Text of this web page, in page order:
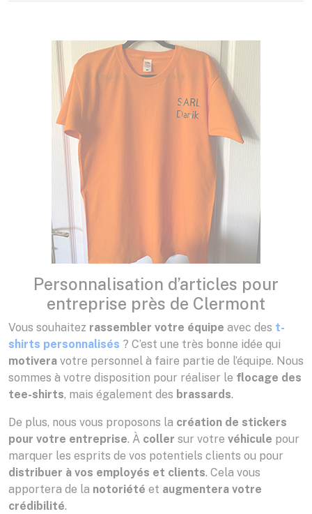
Personnalisation d’articles pour
entreprise près de Clermont
Vous souhaitez rassembler votre équipe avec des t-
shirts personnalisés ? C’est une très bonne idée qui
motivera votre personnel à faire partie de l’équipe. Nous
sommes à votre disposition pour réaliser le flocage des
tee-shirts, mais également des brassards.
De plus, nous vous proposons la création de stickers
pour votre entreprise. À coller sur votre véhicule pour
marquer les esprits de vos potentiels clients ou pour
distribuer à vos employés et clients. Cela vous
apportera de la notoriété et augmentera votre
crédibilité.